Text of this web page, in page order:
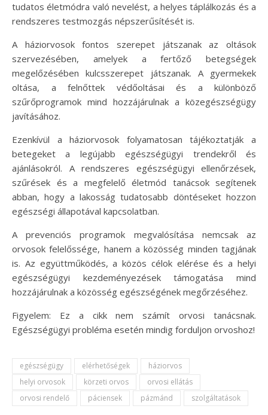
tudatos életmódra való nevelést, a helyes táplálkozás és a
rendszeres testmozgás népszerűsítését is.
A háziorvosok fontos szerepet játszanak az oltások
szervezésében, amelyek a fertőző betegségek
megelőzésében kulcsszerepet játszanak. A gyermekek
oltása, a felnőttek védőoltásai és a különböző
szűrőprogramok mind hozzájárulnak a közegészségügy
javításához.
Ezenkívül a háziorvosok folyamatosan tájékoztatják a
betegeket a legújabb egészségügyi trendekről és
ajánlásokról. A rendszeres egészségügyi ellenőrzések,
szűrések és a megfelelő életmód tanácsok segítenek
abban, hogy a lakosság tudatosabb döntéseket hozzon
egészségi állapotával kapcsolatban.
A prevenciós programok megvalósítása nemcsak az
orvosok felelőssége, hanem a közösség minden tagjának
is. Az együttműködés, a közös célok elérése és a helyi
egészségügyi kezdeményezések támogatása mind
hozzájárulnak a közösség egészségének megőrzéséhez.
Figyelem: Ez a cikk nem számít orvosi tanácsnak.
Egészségügyi probléma esetén mindig forduljon orvoshoz!
egészségügy elérhetőségek
háziorvos
helyi orvosok
körzeti orvos
orvosi ellátás
orvosi rendelő
páciensek pázmánd szolgáltatások